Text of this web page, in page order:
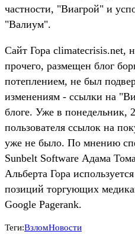
частности, "Виагрой" и
"Валиум".
Сайт Гора climatecrisis.net,
прочего, размещен блог
потеплением, не был
изменениям - ссылки на
блоге. Уже в понедельник,
пользователя ссылок на
уже не было. По мнению
Sunbelt Software Адама
Альберта Гора
позиций торгующих
Google Pagerank.
Теги:ВзломНовости